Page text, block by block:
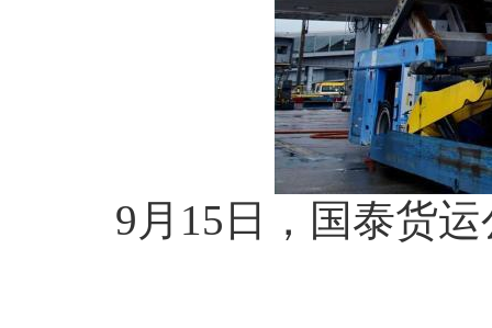
9月15日，国泰货